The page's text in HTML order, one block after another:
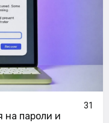
31
на пароли и